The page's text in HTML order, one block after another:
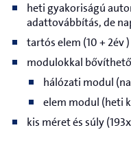
heti gyakoriságú
adattovábbítás, de
tartós elem (10 +2év)
modulokkal
hálózati modul
elem modul (heti
kis méret és súly